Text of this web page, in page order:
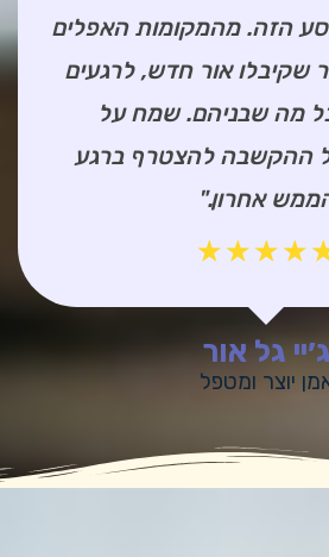
ג׳יי גל אור
יוצר ומטפל
הזה. מהמקומות האפלים
שקיבלו אור חדש, לרגעים
מה שבניהם. שמח על
ההקשבה להצטרף ברגע
אחרון."
☆
☆
☆
☆